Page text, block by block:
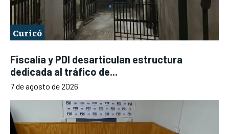
Curicó
Fiscalía y PDI desarticulan estructura
dedicada al tráfico de...
7 de agosto de 2026